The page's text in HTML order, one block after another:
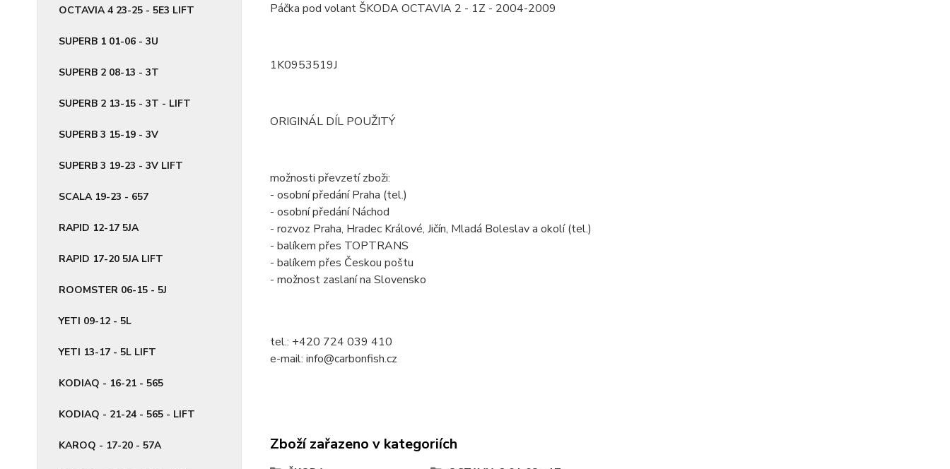
OCTAVIA 4 23-25 - 5E3 LIFT
SUPERB 1 01-06 - 3U
SUPERB 2 08-13 - 3T
SUPERB 2 13-15 - 3T - LIFT
SUPERB 3 15-19 - 3V
SUPERB 3 19-23 - 3V LIFT
SCALA 19-23 - 657
RAPID 12-17 5JA
RAPID 17-20 5JA LIFT
ROOMSTER 06-15 - 5J
YETI 09-12 - 5L
YETI 13-17 - 5L LIFT
KODIAQ - 16-21 - 565
KODIAQ - 21-24 - 565 - LIFT
KAROQ - 17-20 - 57A
Páčka pod volant ŠKODA OCTAVIA 2 - 1Z - 2004-2009
1K0953519J
ORIGINÁL DÍL POUŽITÝ
možnosti převzetí zboži:
- osobní předání Praha (tel.)
- osobní předání Náchod
- rozvoz Praha, Hradec Králové, Jičín, Mladá Boleslav a okolí (tel.)
- balíkem přes TOPTRANS
- balíkem přes Českou poštu
- možnost zaslaní na Slovensko
tel.: +420 724 039 410
e-mail: info@carbonfish.cz
Zboží zařazeno v kategoriích